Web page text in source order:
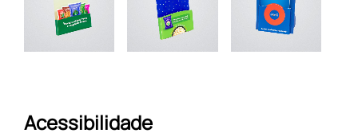
Acessibilidade